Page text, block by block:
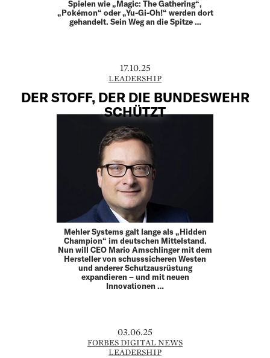
Spielen wie „Magic: The Gathering“,
„Pokémon“ oder „Yu-Gi-Oh!“ werden dort
gehandelt. Sein Weg an die Spitze …
17.10.25
LEADERSHIP
DER STOFF, DER DIE BUNDESWEHR
SCHÜTZT
Mehler Systems galt lange als „Hidden
Champion“ im deutschen Mittelstand.
Nun will CEO Mario Amschlinger mit dem
Hersteller von schusssicheren Westen
und anderer Schutzausrüstung
expandieren – und mit neuen
Innovationen …
03.06.25
FORBES DIGITAL NEWS
LEADERSHIP